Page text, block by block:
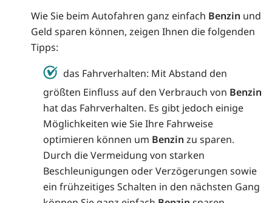
Wie Sie beim Autofahren ganz einfach Benzin und
Geld sparen können, zeigen Ihnen die folgenden
Tipps:
das Fahrverhalten: Mit Abstand den
größten Einfluss auf den Verbrauch von Benzin
hat das Fahrverhalten. Es gibt jedoch einige
Möglichkeiten wie Sie Ihre Fahrweise
optimieren können um Benzin zu sparen.
Durch die Vermeidung von starken
Beschleunigungen oder Verzögerungen sowie
ein frühzeitiges Schalten in den nächsten Gang